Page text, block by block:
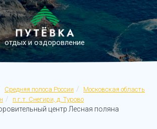
отдых и оздоровление
Средняя полоса России
Московская область
п.г.т. Снегири, д. Турово
центр Лесная поляна